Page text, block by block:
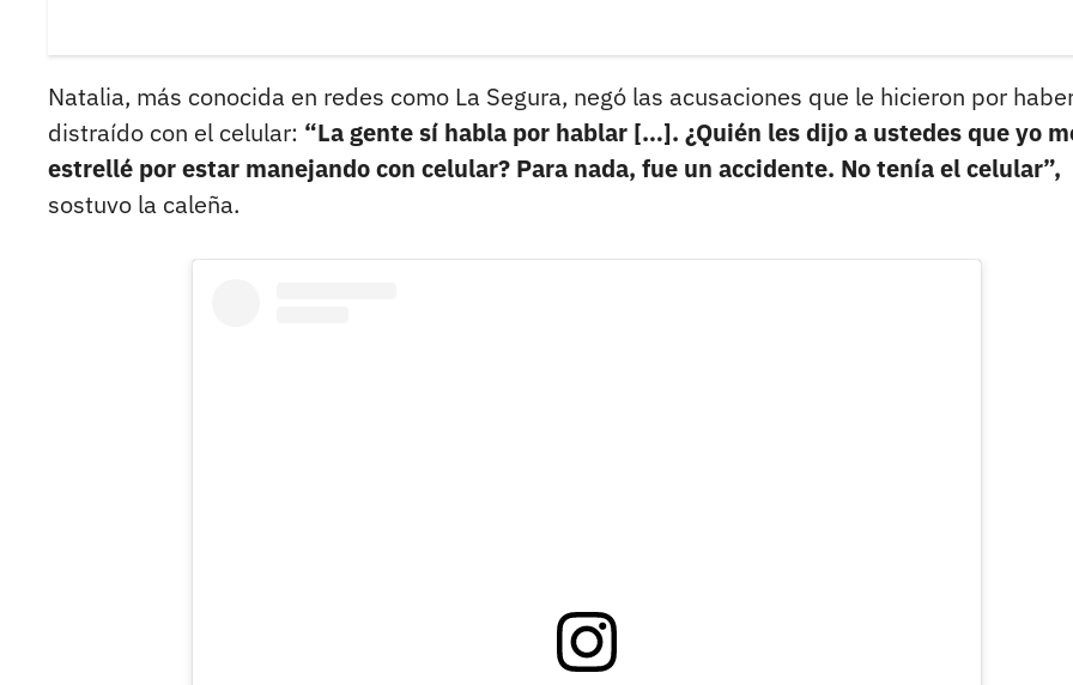
Natalia, más conocida en redes como La Segura, negó las acusaciones que le hicieron por
distraído con el celular: “La gente sí habla por hablar […]. ¿Quién les dijo a ustedes que yo
estrellé por estar manejando con celular? Para nada, fue un accidente. No tenía el celular”,
sostuvo la caleña.